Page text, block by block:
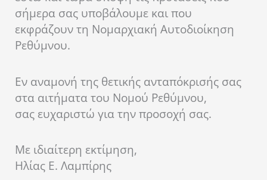
σήμερα σας υποβάλουμε και που
εκφράζουν τη Νομαρχιακή Αυτοδιοίκηση
Ρεθύμνου.
Εν αναμονή της θετικής ανταπόκρισής σας
στα αιτήματα του Νομού Ρεθύμνου,
σας ευχαριστώ για την προσοχή σας.
Με ιδιαίτερη εκτίμηση,
Ηλίας Ε. Λαμπίρης